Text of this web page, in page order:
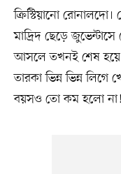
ক্রিস্টিয়ানো
মাদ্রিদ ছেড়ে
আসলে তখনই শেষ হয়ে
তারকা ভিন্ন ভিন্ন
বয়সও তো কম হলো না!